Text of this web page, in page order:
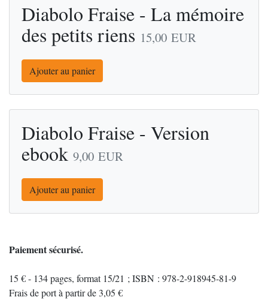
Diabolo Fraise - La mémoire
des petits riens 15,00 EUR
Ajouter au panier
Diabolo Fraise - Version
ebook 9,00 EUR
Ajouter au panier
Paiement sécurisé.
15 € - 134 pages, format 15/21 ; ISBN : 978-2-918945-81-9
Frais de port à partir de 3,05 €